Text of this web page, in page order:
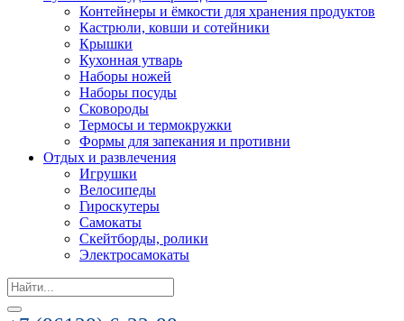
Контейнеры и ёмкости для хранения продуктов
Кастрюли, ковши и сотейники
Крышки
Кухонная утварь
Наборы ножей
Наборы посуды
Сковороды
Термосы и термокружки
Формы для запекания и противни
Отдых и развлечения
Игрушки
Велосипеды
Гироскутеры
Самокаты
Скейтборды, ролики
Электросамокаты
Search
for: